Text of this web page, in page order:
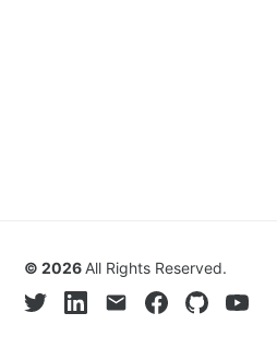
© 2026 All Rights Reserved.
TwitterLinkedin
Email FacebookGithubYoutube